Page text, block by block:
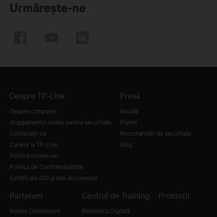
Urmărește-ne
Despre TP-Link
Despre companie
Angajamentul nostru pentru securitate
Contactați-ne
Cariere la TP-Link
Politică cookie-uri
Politica de Confidențialitate
Certificate ISO și alte documente
Presă
Noutăţi
Premii
Recomandări de securitate
Blog
Parteneri
Master Distributors
Centrul de Training
Biblioteca Digitală
Promoții